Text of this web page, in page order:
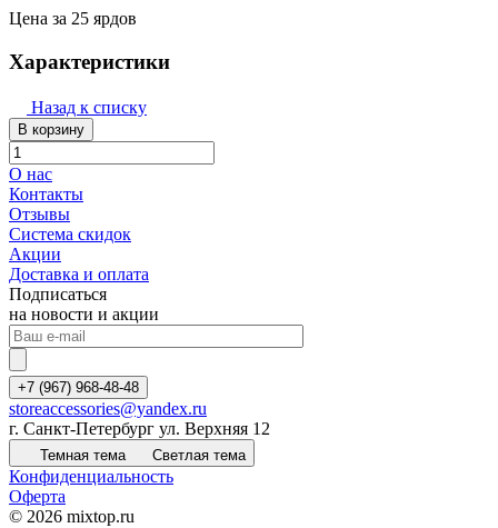
Цена за 25 ярдов
Характеристики
Назад к списку
В корзину
О нас
Контакты
Отзывы
Система скидок
Акции
Доставка и оплата
Подписаться
на новости и акции
+7 (967) 968-48-48
storeaccessories@yandex.ru
г. Санкт-Петербург ул. Верхняя 12
Темная тема Светлая тема
Конфиденциальность
Оферта
© 2026 mixtop.ru